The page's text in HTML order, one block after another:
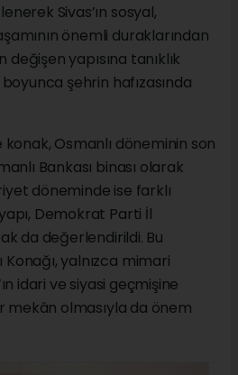
Sivas’ın sosyal,
önemli duraklarından
yapısına tanıklık
şehrin hafızasında
konak, Osmanlı döneminin son
Bankası binası olarak
döneminde ise farklı
Demokrat Parti İl
da değerlendirildi. Bu
yalnızca mimari
idari ve siyasi geçmişine
mekân olmasıyla da önem